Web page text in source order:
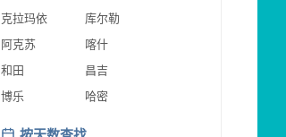
克拉玛依
库尔勒
阿克苏
喀什
和田
昌吉
博乐
哈密